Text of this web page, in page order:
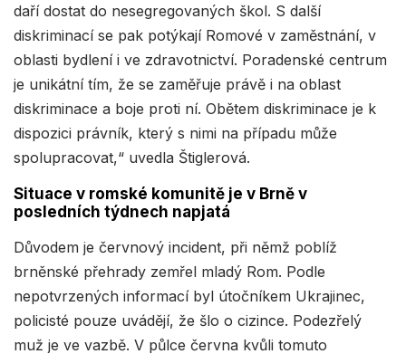
daří dostat do nesegregovaných škol. S další
diskriminací se pak potýkají Romové v zaměstnání, v
oblasti bydlení i ve zdravotnictví. Poradenské centrum
je unikátní tím, že se zaměřuje právě i na oblast
diskriminace a boje proti ní. Obětem diskriminace je k
dispozici právník, který s nimi na případu může
spolupracovat,“ uvedla Štiglerová.
Situace v romské komunitě je v Brně v
posledních týdnech napjatá
Důvodem je červnový incident, při němž poblíž
brněnské přehrady zemřel mladý Rom. Podle
nepotvrzených informací byl útočníkem Ukrajinec,
policisté pouze uvádějí, že šlo o cizince. Podezřelý
muž je ve vazbě. V půlce června kvůli tomuto